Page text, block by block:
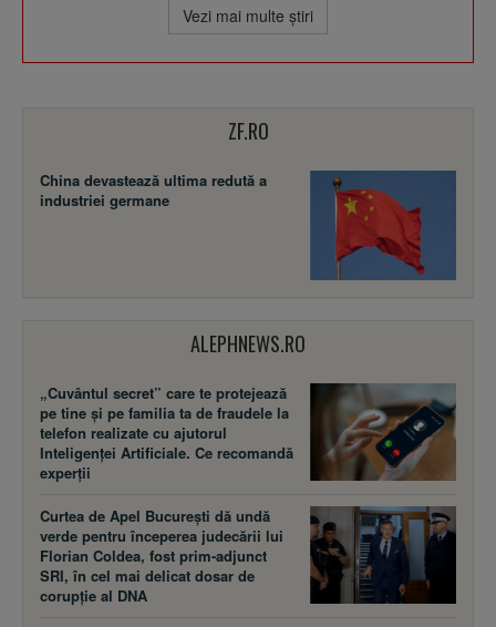
Vezi mai multe ştiri
ZF.RO
China devastează ultima redută a
industriei germane
ALEPHNEWS.RO
„Cuvântul secret” care te protejează
pe tine și pe familia ta de fraudele la
telefon realizate cu ajutorul
Inteligenței Artificiale. Ce recomandă
experții
Curtea de Apel București dă undă
verde pentru începerea judecării lui
Florian Coldea, fost prim-adjunct
SRI, în cel mai delicat dosar de
corupție al DNA